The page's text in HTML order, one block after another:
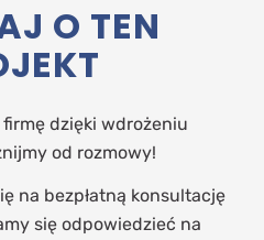
O TEN
dzięki wdrożeniu
od rozmowy!
na bezpłatną konsultację
się odpowiedzieć na